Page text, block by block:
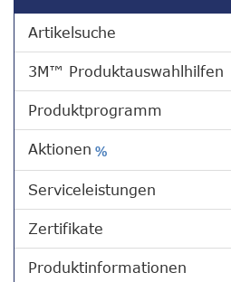
Artikelsuche
3M™ Produktauswahlhilfen
Produktprogramm
Aktionen %
Serviceleistungen
Zertifikate
Produktinformationen